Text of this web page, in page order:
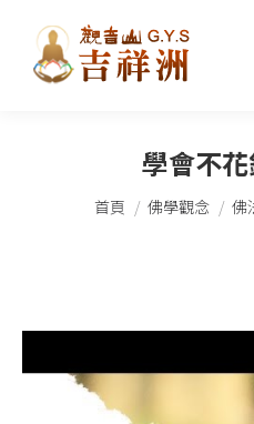
學會不
您在這裡：
首頁 佛學觀念 佛